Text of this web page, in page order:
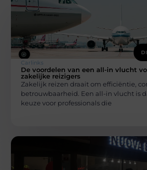
Carlinks
De voordelen van een all-in vlucht
zakelijke reizigers
Zakelijk reizen draait om efficiëntie,
betrouwbaarheid. Een all-in vlucht is
keuze voor professionals die